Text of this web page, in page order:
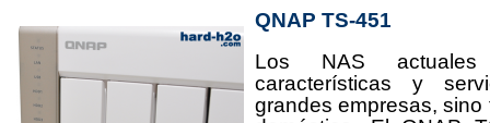
QNAP TS-451
Los NAS
características y
grandes empresas,